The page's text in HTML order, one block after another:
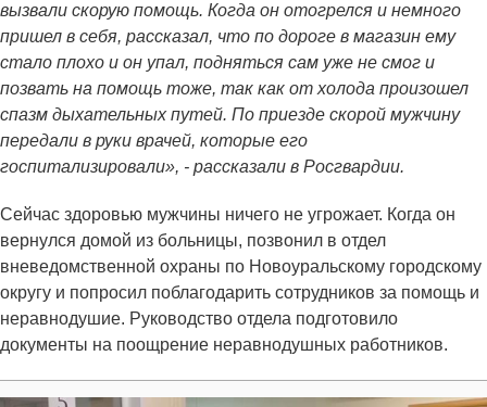
вызвали скорую помощь. Когда он отогрелся и немного
пришел в себя, рассказал, что по дороге в магазин ему
стало плохо и он упал, подняться сам уже не смог и
позвать на помощь тоже, так как от холода произошел
спазм дыхательных путей. По приезде скорой мужчину
передали в руки врачей, которые его
госпитализировали», - рассказали в Росгвардии.
Сейчас здоровью мужчины ничего не угрожает. Когда он
вернулся домой из больницы, позвонил в отдел
вневедомственной охраны по Новоуральскому городскому
округу и попросил поблагодарить сотрудников за помощь и
неравнодушие. Руководство отдела подготовило
документы на поощрение неравнодушных работников.